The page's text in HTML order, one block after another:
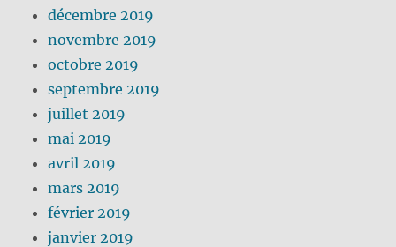
décembre 2019
novembre 2019
octobre 2019
septembre 2019
juillet 2019
mai 2019
avril 2019
mars 2019
février 2019
janvier 2019